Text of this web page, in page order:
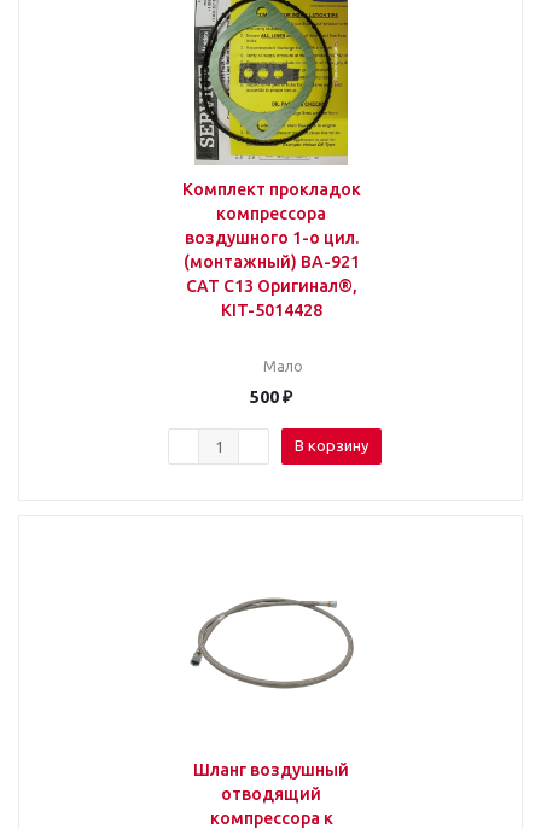
Комплект прокладок
компрессора
воздушного 1-о цил.
(монтажный) BA-921
CAT C13 Оригинал®,
KIT-5014428
Мало
500₽
В корзину
Шланг воздушный
отводящий
компрессора к